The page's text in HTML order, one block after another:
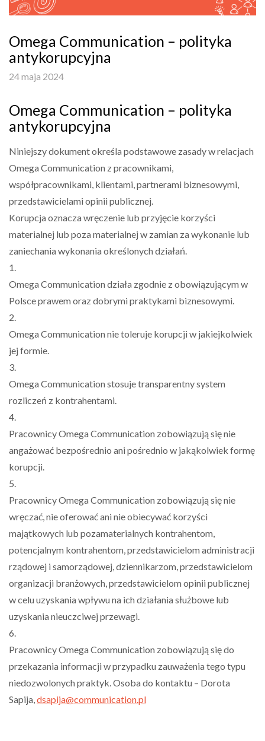
Omega Communication – polityka
antykorupcyjna
24 maja 2024
Omega Communication – polityka
antykorupcyjna
Niniejszy dokument określa podstawowe zasady w relacjach
Omega Communication z pracownikami,
współpracownikami, klientami, partnerami biznesowymi,
przedstawicielami opinii publicznej.
Korupcja oznacza wręczenie lub przyjęcie korzyści
materialnej lub poza materialnej w zamian za wykonanie lub
zaniechania wykonania określonych działań.
1.
Omega Communication działa zgodnie z obowiązującym w
Polsce prawem oraz dobrymi praktykami biznesowymi.
2.
Omega Communication nie toleruje korupcji w jakiejkolwiek
jej formie.
3.
Omega Communication stosuje transparentny system
rozliczeń z kontrahentami.
4.
Pracownicy Omega Communication zobowiązują się nie
angażować bezpośrednio ani pośrednio w jakąkolwiek formę
korupcji.
5.
Pracownicy Omega Communication zobowiązują się nie
wręczać, nie oferować ani nie obiecywać korzyści
majątkowych lub pozamaterialnych kontrahentom,
potencjalnym kontrahentom, przedstawicielom administracji
rządowej i samorządowej, dziennikarzom, przedstawicielom
organizacji branżowych, przedstawicielom opinii publicznej
w celu uzyskania wpływu na ich działania służbowe lub
uzyskania nieuczciwej przewagi.
6.
Pracownicy Omega Communication zobowiązują się do
przekazania informacji w przypadku zauważenia tego typu
niedozwolonych praktyk. Osoba do kontaktu – Dorota
Sapija,dsapija@communication.pl